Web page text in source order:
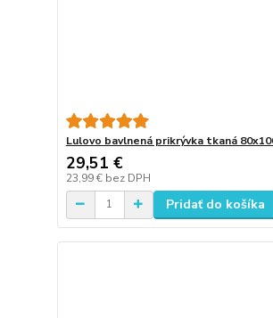
Lulovo bavlnená prikrývka tkaná
29,51 €
23,99 € bez DPH
Pridať do košíka